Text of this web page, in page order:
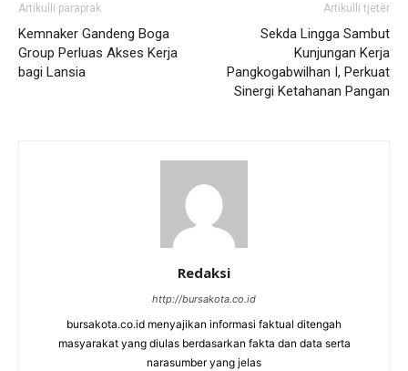
Artikulli paraprak
Kemnaker Gandeng Boga
Group Perluas Akses Kerja
bagi Lansia
Artikulli tjetër
Sekda Lingga Sambut
Kunjungan Kerja
Pangkogabwilhan I, Perkuat
Sinergi Ketahanan Pangan
Redaksi
http://bursakota.co.id
bursakota.co.id menyajikan informasi faktual ditengah
masyarakat yang diulas berdasarkan fakta dan data serta
narasumber yang jelas